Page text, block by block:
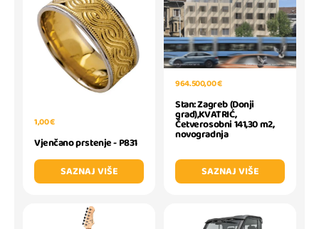
1,00 €
Vjenčano prstenje - P831
SAZNAJ VIŠE
964.500,00 €
Stan: Zagreb (Donji
grad),KVATRIĆ,
Četverosobni 141,30 m2,
novogradnja
SAZNAJ VIŠE